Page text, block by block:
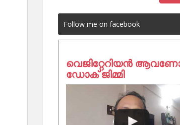
Follow me on facebook
വെജിറ്റേറിയൻ
ഡോക് ജിമ്മി